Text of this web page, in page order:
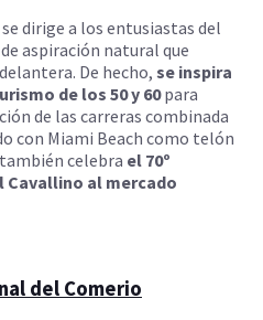
dirige a los entusiastas del
aspiración natural que
De hecho, se inspira
de los 50 y 60para
de las carreras combinada
con Miami Beach como telón
celebra el 70º
Cavallino al mercado
del Comerio